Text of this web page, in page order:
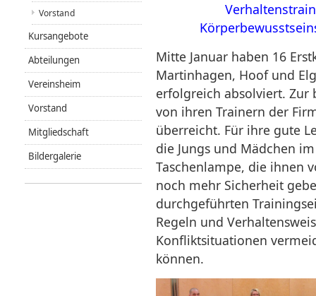
Mitte Januar haben 16
Martinhagen, Hoof und
erfolgreich absolviert. Zur
von ihren Trainern der
überreicht. Für ihre gute
die Jungs und Mädchen
Taschenlampe, die ihnen
noch mehr Sicherheit
durchgeführten
Regeln und
Konfliktsituationen
können.
Vorstand
Kursangebote
Abteilungen
Vereinsheim
Vorstand
Mitgliedschaft
Bildergalerie